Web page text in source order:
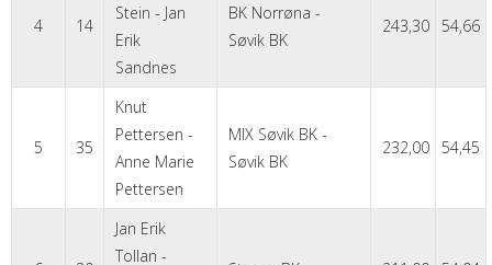
4 14
Stein - Jan
Erik
Sandnes
BK Norrøna -
Søvik BK
243,30 54,66
5 35
Knut
Pettersen -
Anne Marie
Pettersen
MIX Søvik BK -
Søvik BK
232,00 54,45
Jan Erik
Tollan -